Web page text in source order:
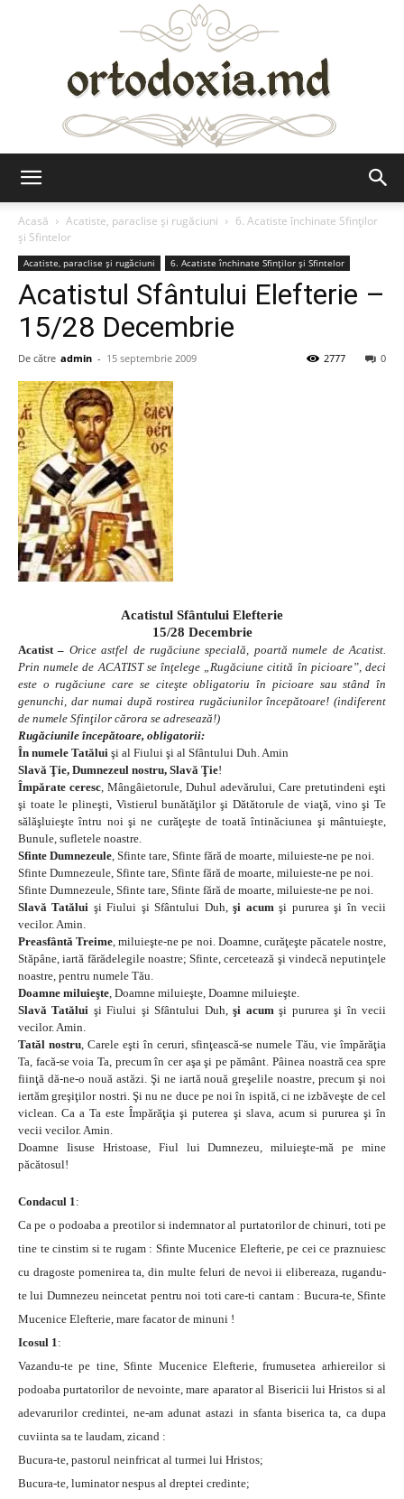
Acasă
Acatiste, paraclise și rugăciuni
6. Acatiste închinate Sfinților
și Sfintelor
Acatiste, paraclise și rugăciuni 6. Acatiste închinate Sfinților și Sfintelor
Acatistul Sfântului Elefterie –
15/28 Decembrie
De către admin - 15 septembrie 2009 0
2777
Acatistul Sfântului Elefterie
15/28 Decembrie
Acatist – Orice astfel de rugăciune specială, poartă numele de Acatist.
Prin numele de ACATIST se înţelege „Rugăciune citită în picioare”, deci
este o rugăciune care se citeşte obligatoriu în picioare sau stând în
genunchi, dar numai după rostirea rugăciunilor începătoare! (indiferent
de numele Sfinţilor cărora se adresează!)
Rugăciunile începătoare, obligatorii:
În numele Tatălui şi al Fiului şi al Sfântului Duh. Amin
Slavă Ţie, Dumnezeul nostru, Slavă Ţie!
Împărate ceresc, Mângâietorule, Duhul adevărului, Care pretutindeni eşti
şi toate le plineşti, Vistierul bunătăţilor şi Dătătorule de viaţă, vino şi Te
sălăşluieşte întru noi şi ne curăţeşte de toată întinăciunea şi mântuieşte,
Bunule, sufletele noastre.
Sfinte Dumnezeule, Sfinte tare, Sfinte fără de moarte, miluieste-ne pe noi.
Sfinte Dumnezeule, Sfinte tare, Sfinte fără de moarte, miluieste-ne pe noi.
Sfinte Dumnezeule, Sfinte tare, Sfinte fără de moarte, miluieste-ne pe noi.
Slavă Tatălui şi Fiului şi Sfântului Duh,şi acumşi pururea şi în vecii
vecilor. Amin.
Preasfântă Treime, miluieşte-ne pe noi. Doamne, curăţeşte păcatele nostre,
Stăpâne, iartă fărădelegile noastre; Sfinte, cercetează şi vindecă neputinţele
noastre, pentru numele Tău.
Doamne miluieşte, Doamne miluieşte, Doamne miluieşte.
Slavă Tatălui şi Fiului şi Sfântului Duh,şi acumşi pururea şi în vecii
vecilor. Amin.
Tatăl nostru, Carele eşti în ceruri, sfinţească-se numele Tău, vie împărăţia
Ta, facă-se voia Ta, precum în cer aşa şi pe pământ. Pâinea noastră cea spre
fiinţă dă-ne-o nouă astăzi. Şi ne iartă nouă greşelile noastre, precum şi noi
iertăm greşiţilor nostri. Şi nu ne duce pe noi în ispită, ci ne izbăveşte de cel
viclean. Ca a Ta este Împărăţia şi puterea şi slava, acum si pururea şi în
vecii vecilor. Amin.
Doamne Iisuse Hristoase, Fiul lui Dumnezeu, miluieşte-mă pe mine
păcătosul!
Condacul 1:
Ca pe o podoaba a preotilor si indemnator al purtatorilor de chinuri, toti pe
tine te cinstim si te rugam : Sfinte Mucenice Elefterie, pe cei ce praznuiesc
cu dragoste pomenirea ta, din multe feluri de nevoi ii elibereaza, rugandu-
te lui Dumnezeu neincetat pentru noi toti care-ti cantam : Bucura-te, Sfinte
Mucenice Elefterie, mare facator de minuni !
Icosul 1:
Vazandu-te pe tine, Sfinte Mucenice Elefterie, frumusetea arhiereilor si
podoaba purtatorilor de nevointe, mare aparator al Bisericii lui Hristos si al
adevarurilor credintei, ne-am adunat astazi in sfanta biserica ta, ca dupa
cuviinta sa te laudam, zicand :
Bucura-te, pastorul neinfricat al turmei lui Hristos;
Bucura-te, luminator nespus al dreptei credinte;